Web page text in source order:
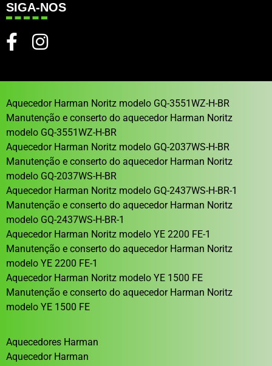
SIGA-NOS
Aquecedor Harman Noritz modelo GQ-3551WZ-H-BR
Manutenção e conserto do aquecedor Harman Noritz
modelo GQ-3551WZ-H-BR
Aquecedor Harman Noritz modelo GQ-2037WS-H-BR
Manutenção e conserto do aquecedor Harman Noritz
modelo GQ-2037WS-H-BR
Aquecedor Harman Noritz modelo GQ-2437WS-H-BR-1
Manutenção e conserto do aquecedor Harman Noritz
modelo GQ-2437WS-H-BR-1
Aquecedor Harman Noritz modelo YE 2200 FE-1
Manutenção e conserto do aquecedor Harman Noritz
modelo YE 2200 FE-1
Aquecedor Harman Noritz modelo YE 1500 FE
Manutenção e conserto do aquecedor Harman Noritz
modelo YE 1500 FE
Aquecedores Harman
Aquecedor Harman